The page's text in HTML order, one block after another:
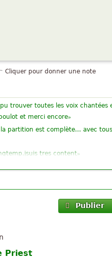
Cliquer pour donner une note
trouver toutes les voix chantées
et merci encore»
partition est complète... avec
tres content»
j'apprécis beaucoup.
et difficile de la musique
Publier
Priest